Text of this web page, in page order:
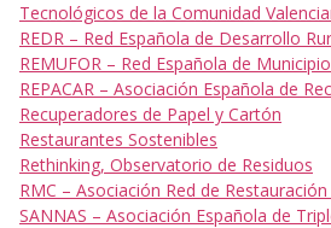
Tecnológicos de la Comunidad
REDR – Red Española de Desarrollo
REMUFOR – Red Española de
REPACAR – Asociación Española de
Recuperadores de Papel y Cartón
Restaurantes Sostenibles
Rethinking, Observatorio de Residuos
RMC – Asociación Red de
SANNAS – Asociación Española de